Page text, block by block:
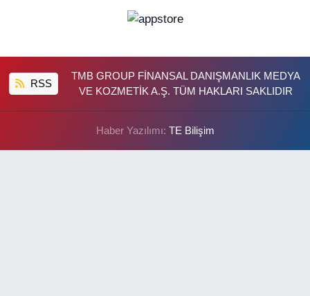
RSS
TMB GROUP FİNANSAL DANIŞMANLIK MEDYA
VE KOZMETİK A.Ş. TÜM HAKLARI SAKLIDIR
Haber Yazılımı: TE Bilişim